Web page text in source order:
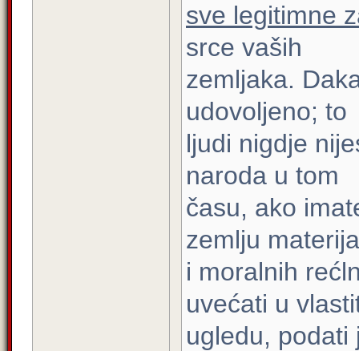
sve legitimne
srce vaših
zemljaka.
udovoljeno; to
ljudi nigdje
naroda u tom
času, ako
zemlju
i moralnih
uvećati u
ugledu, podati